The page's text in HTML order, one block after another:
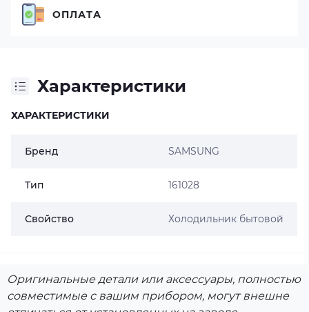
Характеристики
ХАРАКТЕРИСТИКИ
Бренд SAMSUNG
Тип 161028
Свойство Холодильник бытовой
ОПЛАТА
Оригинальные детали или аксессуары, полностью
совместимые с вашим прибором, могут внешне